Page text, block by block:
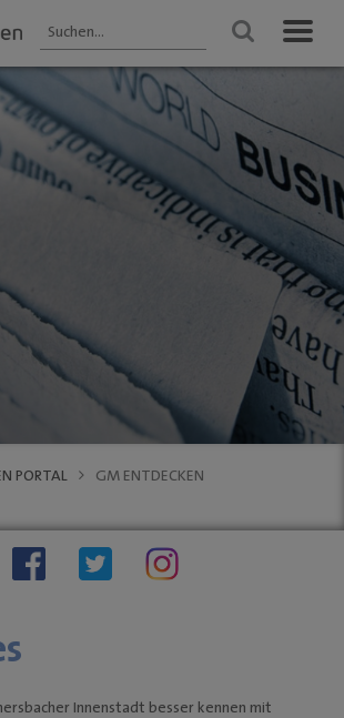
HEIMAT-JOKER®
FOREST ONE®
vytal® -
GM | Der PODCAST
GMerleben APP
eBay - Deine
Stadtrundgang
social wall
VERANSTALTUNGEN
Veranstaltungen
2025 - Übersicht
FRÜHLING
Gummersbach 2026
WINTER
Gummersbach
VfL Gummersbach
SCHWALBE Arena
Halle 32
Alte Vogtei
Ortszentren"
PORTAL
GM ENTDECKEN
Innenstadt besser kennen mit